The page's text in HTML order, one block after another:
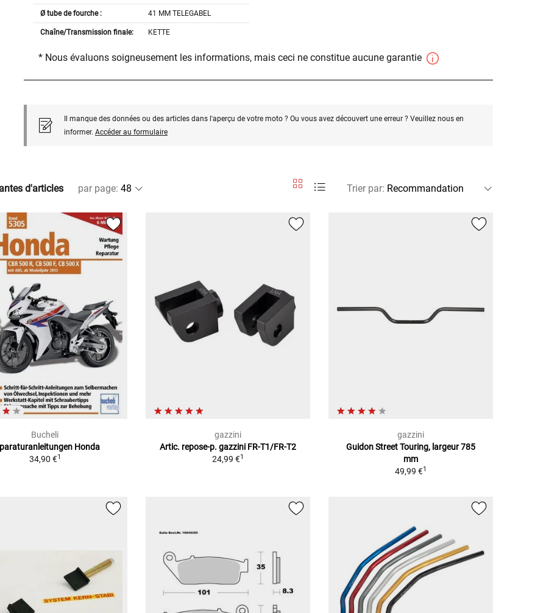
Ø tube de fourche : 41 MM TELEGABEL
Chaîne/Transmission finale: KETTE
* Nous évaluons soigneusement les informations, mais ceci ne constitue aucune garantie
Il manque des données ou des articles dans l'aperçu de votre moto ? Ou vous avez découvert une erreur ? Veuillez nous en
informer. Accéder au formulaire
d'articles par page: Trier par:
Bucheli
Honda
34,90 €1
gazzini
Artic. repose-p. gazzini FR-T1/FR-T2
24,99 €1
gazzini
Guidon Street Touring, largeur 785
mm
49,99 €1